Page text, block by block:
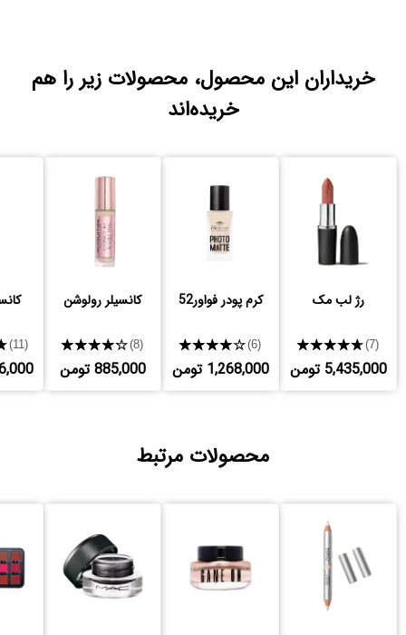
خریداران این محصول، محصولات زیر را هم
خریده‌اند
رژ لب مک
★★★★★(7)
5,435,000 تومن
کرم پودر فواور52
★★★★★(6)
1,268,000 تومن
کانسیلر رولوشن
★★★★★(8)
885,000 تومن
(11)
محصولات مرتبط